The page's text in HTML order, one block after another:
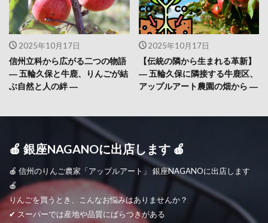
2025年10月17日
信州立科から広がる二つの物語
― 五輪久保と牛鹿、りんごが結
ぶ自然と人の絆 ―
2025年10月17日
【伝統の隣から生まれる革新】
― 五輪久保に隣接する牛鹿区、
アップルアート農園の畑から ―
🍎 銀座NAGANOに出店します 🍎
🍎 信州のりんご農家「アップルアート」 銀座NAGANOに出店します
🍎
りんごを買うとき、こんなお悩みはありませんか？
✔ スーパーでは産地や品質にばらつきがある